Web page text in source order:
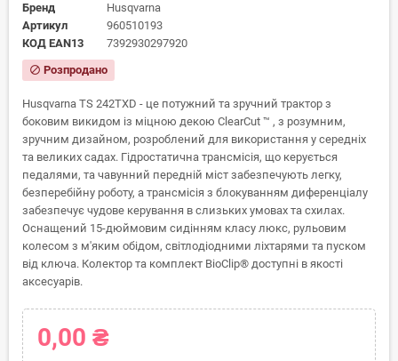
Бренд
Husqvarna
Артикул
960510193
КОД EAN13
7392930297920
block Розпродано
Husqvarna TS 242TXD - це потужний та зручний трактор з
боковим викидом із міцною декою ClearCut ™ , з розумним,
зручним дизайном, розроблений для використання у середніх
та великих садах. Гідростатична трансмісія, що керується
педалями, та чавунний передній міст забезпечують легку,
безперебійну роботу, а трансмісія з блокуванням диференціалу
забезпечує чудове керування в слизьких умовах та схилах.
Оснащений 15-дюймовим сидінням класу люкс, рульовим
колесом з м'яким обідом, світлодіодними ліхтарями та пуском
від ключа. Колектор та комплект BioClip® доступні в якості
аксесуарів.
0,00 ₴